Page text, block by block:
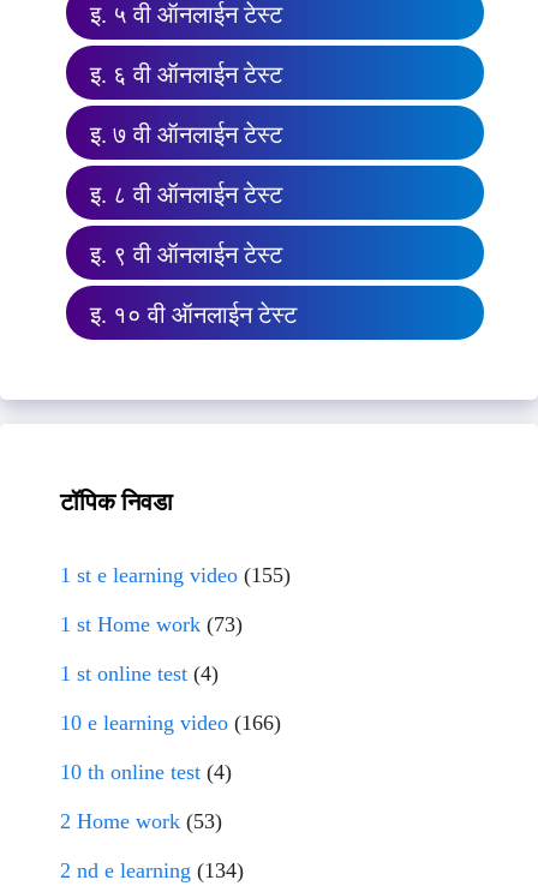
इ. ५ वी ऑनलाईन टेस्ट
इ. ६ वी ऑनलाईन टेस्ट
इ. ७ वी ऑनलाईन टेस्ट
इ. ८ वी ऑनलाईन टेस्ट
इ. ९ वी ऑनलाईन टेस्ट
इ. १० वी ऑनलाईन टेस्ट
टॉपिक निवडा
1 st e learning video (155)
1 st Home work (73)
1 st online test (4)
10 e learning video (166)
10 th online test (4)
2 Home work (53)
2 nd e learning (134)